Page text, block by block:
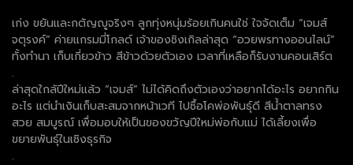
เก่ง ขยันและกตัญญูจริงๆ ลูกทุ่งหนุ่มร้อยเกินคนใช่ ใจจัดเต็ม “เจมส์
จตุรงค์” ค่ายแกรมมี่โกลด์ เจ้าของซิงเกิลล่าสุด “อวยพรทางออนไลน์”
ทั้งทำนา เก็บเกี่ยวข้าว สีข้าวด้วยตัวเอง เวลาที่เหลือก็รับงานคอนเสิร์ต
.
ล่าสุดใกล้ปีใหม่แล้ว “เจมส์” ไม่ได้คิดถึงตัวเองว่าอยากได้อะไร อยากกิน
อะไร แต่นำเงินเก็บสะสมจากหน้าเวที ไปซื้อโคพ่อพันธุ์ดี สีน้ำตาลทรง
สวย สมบูรณ์ เพื่อมอบให้เป็นของขวัญปีใหม่พ่อกับแม่ ได้เลี้ยงเพื่อ
ขยายพันธุ์ในเชิงธุรกิจ
.